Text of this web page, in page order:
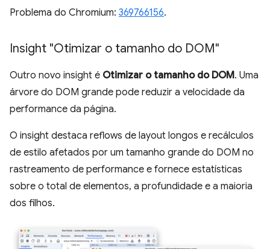
Problema do Chromium: 369766156.
Insight "Otimizar o tamanho do DOM"
Outro novo insight é Otimizar o tamanho do DOM. Uma
árvore do DOM grande pode reduzir a velocidade da
performance da página.
O insight destaca reflows de layout longos e recálculos
de estilo afetados por um tamanho grande do DOM no
rastreamento de performance e fornece estatísticas
sobre o total de elementos, a profundidade e a maioria
dos filhos.